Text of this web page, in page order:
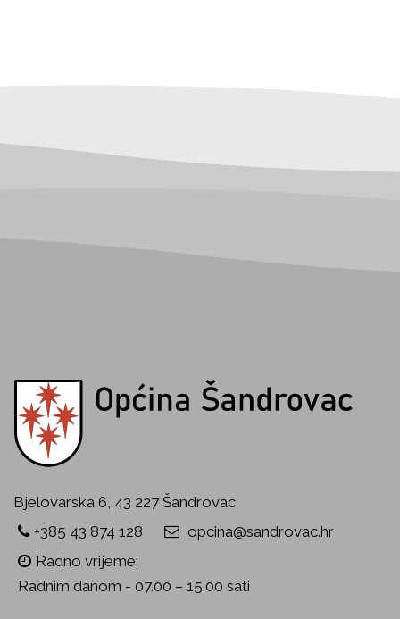
Bjelovarska 6, 43 227 Šandrovac
+385 43 874 128
opcina@sandrovac.hr
Radno vrijeme:
Radnim danom - 07.00 – 15.00 sati